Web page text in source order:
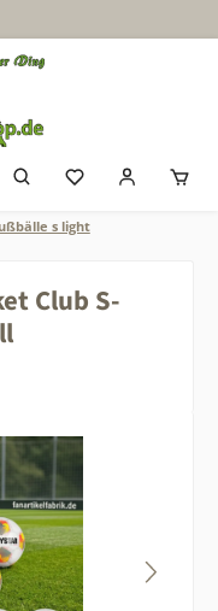
s light
Club S-